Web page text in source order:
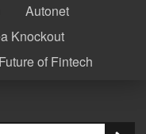
Autonet
Knockout
Future of Fintech